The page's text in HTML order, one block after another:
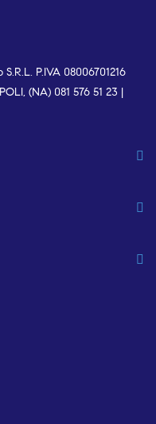
P.IVA 08006701216
(NA) 081 576 51 23 |